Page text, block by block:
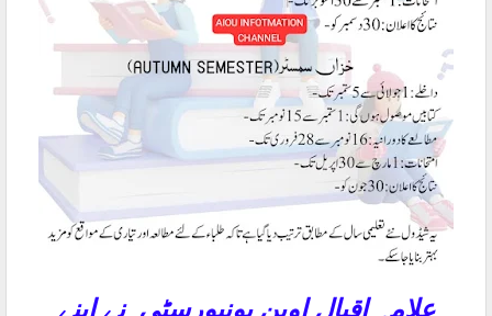
علامہ اقبال اوپن یونیورسٹی نے اپنے